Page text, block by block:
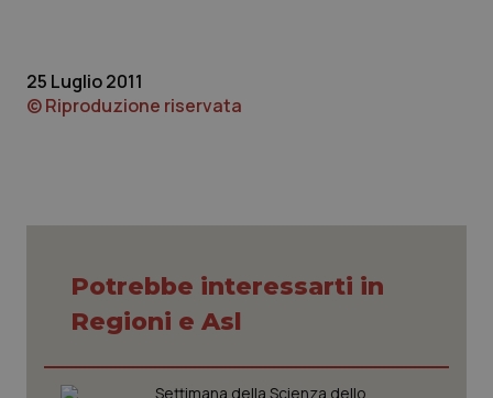
Puglia
Sicilia
Toscana
Malattie rare
Neuroscienze & patologie neurodegenerative
Obesità
25 Luglio 2011
© Riproduzione riservata
Potrebbe interessarti in
Regioni e Asl
Settimana della Scienza dello